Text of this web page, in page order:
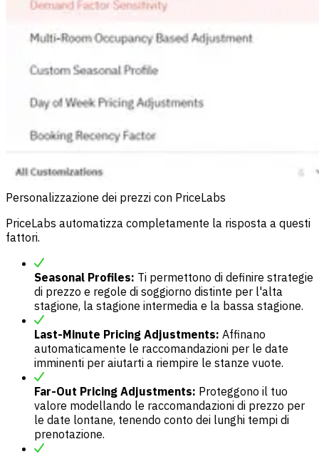
Personalizzazione dei prezzi con PriceLabs
PriceLabs automatizza completamente la risposta a questi
fattori.
Seasonal Profiles: Ti permettono di definire strategie
di prezzo e regole di soggiorno distinte per l'alta
stagione, la stagione intermedia e la bassa stagione.
Last-Minute Pricing Adjustments: Affinano
automaticamente le raccomandazioni per le date
imminenti per aiutarti a riempire le stanze vuote.
Far-Out Pricing Adjustments: Proteggono il tuo
valore modellando le raccomandazioni di prezzo per
le date lontane, tenendo conto dei lunghi tempi di
prenotazione.